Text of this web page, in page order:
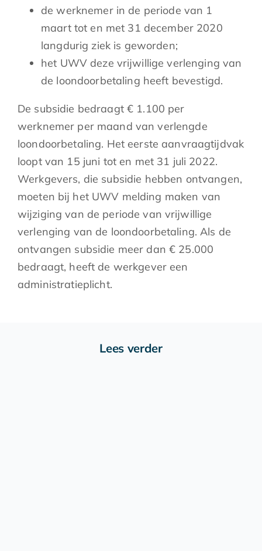
de werknemer in de periode van 1
maart tot en met 31 december 2020
langdurig ziek is geworden;
het UWV deze vrijwillige verlenging van
de loondoorbetaling heeft bevestigd.
De subsidie bedraagt € 1.100 per
werknemer per maand van verlengde
loondoorbetaling. Het eerste aanvraagtijdvak
loopt van 15 juni tot en met 31 juli 2022.
Werkgevers, die subsidie hebben ontvangen,
moeten bij het UWV melding maken van
wijziging van de periode van vrijwillige
verlenging van de loondoorbetaling. Als de
ontvangen subsidie meer dan € 25.000
bedraagt, heeft de werkgever een
administratieplicht.
Lees verder